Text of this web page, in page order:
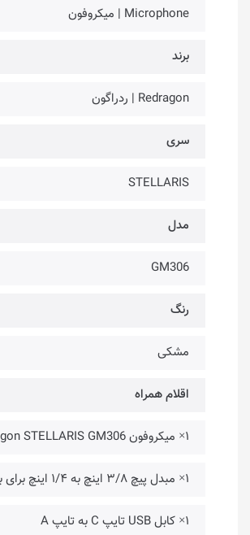
Microphone | میکروفون
برند
Redragon | ردراگون
سری
STELLARIS
مدل
GM306
رنگ
مشکی
اقلام همراه
۱× میکروفون Redragon STELLARIS GM306
۱× مبدل پیچ ۳/۸ اینچ به ۱/۴ اینچ برای بازوی بوم
۱× کابل USB تایپ C به تایپ A